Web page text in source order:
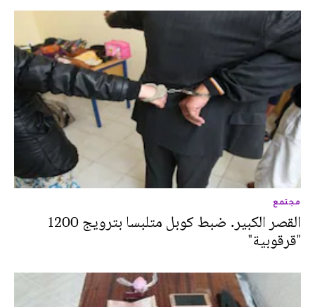
مجتمع
القصر الكبير. ضبط كوبل متلبسا بترويج 1200
"قرقوبية"